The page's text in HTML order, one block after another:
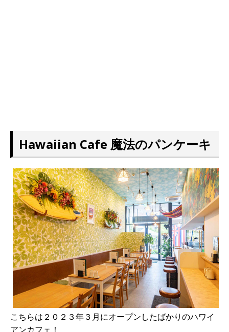
Hawaiian Cafe 魔法のパンケーキ
こちらは２０２３年３月にオープンしたばかりのハワイ
アンカフェ！